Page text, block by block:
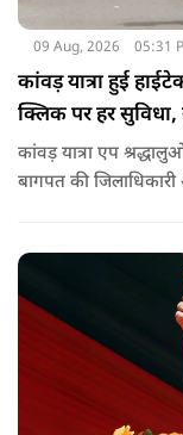
09 Aug, 2026 05:31
कांवड़ यात्रा हुई
क्लिक पर हर
कांवड़ यात्रा एप
बागपत की